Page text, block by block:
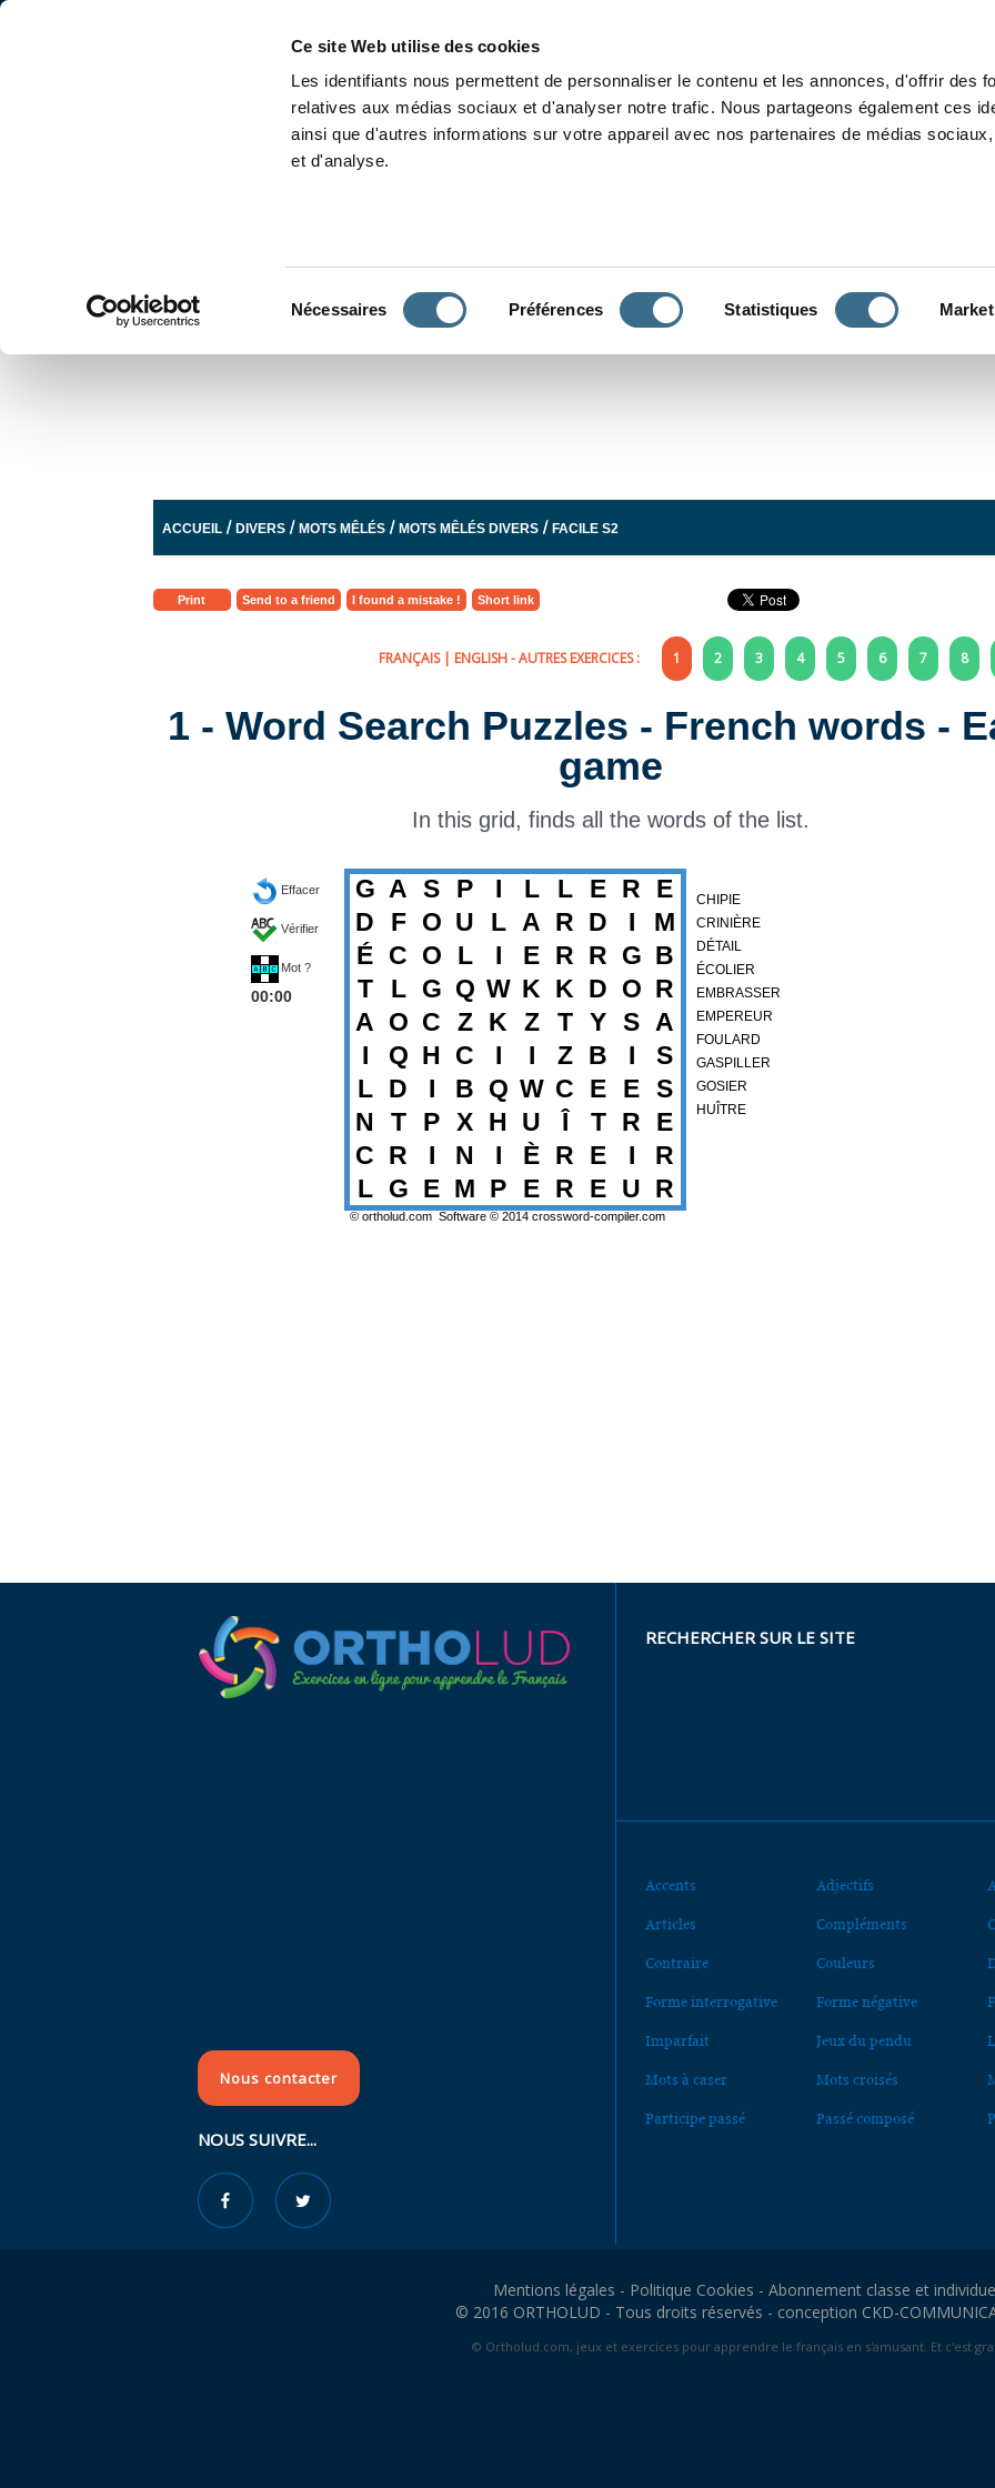
Ce site Web utilise des cookies
Les identifiants nous permettent de personnaliser le contenu et les annonces, d'offrir des
relatives aux médias sociaux et d'analyser notre trafic. Nous partageons également ces
ainsi que d'autres informations sur votre appareil avec nos partenaires de médias
et d'analyse.
Nécessaires Préférences Statistiques
ACCUEIL/ DIVERS/ MOTS MÊLÉS/ MOTS MÊLÉS DIVERS/ FACILE S2
Print Send to a friend I found a mistake ! Short link
FRANÇAIS| ENGLISH- AUTRES EXERCICES : 1 2 3 4 5 6 7 8
1 - Word Search Puzzles - French words -
game
In this grid, finds all the words of the list.
Effacer
Vérifier
Mot ?
00:00
CHIPIE
CRINIÈRE
DÉTAIL
ÉCOLIER
EMBRASSER
EMPEREUR
FOULARD
GASPILLER
GOSIER
HUÎTRE
G
D
É
T
A
I
L
N
C
L
A
F
C
L
O
Q
D
T
R
G
S
O
O
G
C
H
I
P
I
E
P
U
L
Q
Z
C
B
X
N
M
I
L
I
W
K
I
Q
H
I
P
L
A
E
K
Z
I
W
U
È
E
L
R
R
K
T
Z
C
Î
R
R
E
D
R
D
Y
B
E
T
E
E
R
I
G
O
S
I
E
R
I
U
E
M
B
R
A
S
S
E
R
R
Software © 2014 crossword-compiler.com
© ortholud.com
Nous contacter
NOUS SUIVRE...
RECHERCHER SUR LE SITE
Accents Adjectifs
Articles Compléments
Contraire Couleurs
Forme interrogative Forme négative
Imparfait Jeux du pendu
Mots à caser Mots croisés
Participe passé Passé composé
Mentions légales - Politique Cookies - Abonnement classe et
© 2016 ORTHOLUD - Tous droits réservés - conception CKD-
© Ortholud.com, jeux et exercices pour apprendre le français en s'amusant. Et c'est